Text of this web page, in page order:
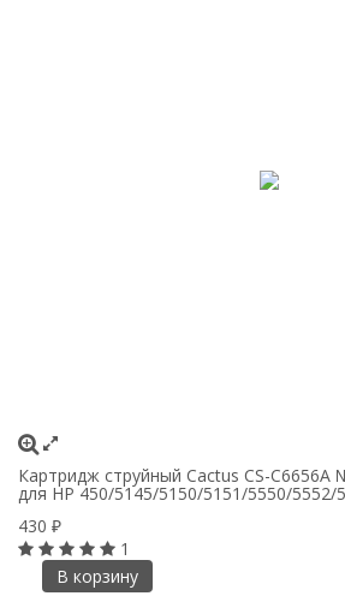
Картридж струйный Cactus CS-
для HP 450/5145/5150/5151/5550/5552/
430 ₽
1
В корзину